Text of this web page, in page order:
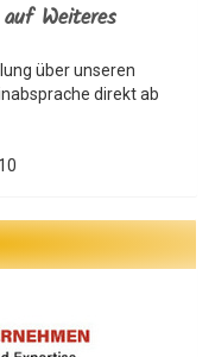
Weiteres
über unseren
direkt ab